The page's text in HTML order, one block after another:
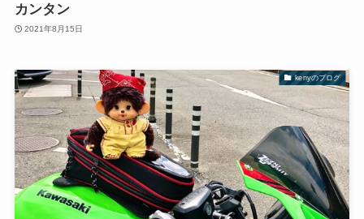
カンタン
2021年8月15日
kenyのブログ